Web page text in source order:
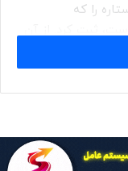
ستاره را که
میدان مغناطیسی